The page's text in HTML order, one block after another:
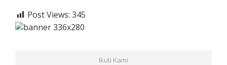
Post Views: 345
Ikuti Kami